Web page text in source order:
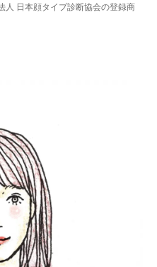
人 日本顔タイプ診断協会の登録商